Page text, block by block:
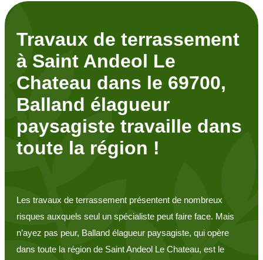
Travaux de terrassement
à Saint Andeol Le
Chateau dans le 69700,
Balland élagueur
paysagiste travaille dans
toute la région !
Les travaux de terrassement présentent de nombreux
risques auxquels seul un spécialiste peut faire face. Mais
n’ayez pas peur, Balland élagueur paysagiste, qui opère
dans toute la région de Saint Andeol Le Chateau, est le